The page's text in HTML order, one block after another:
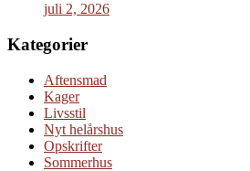
juli 2, 2026
Kategorier
Aftensmad
Kager
Livsstil
Nyt helårshus
Opskrifter
Sommerhus